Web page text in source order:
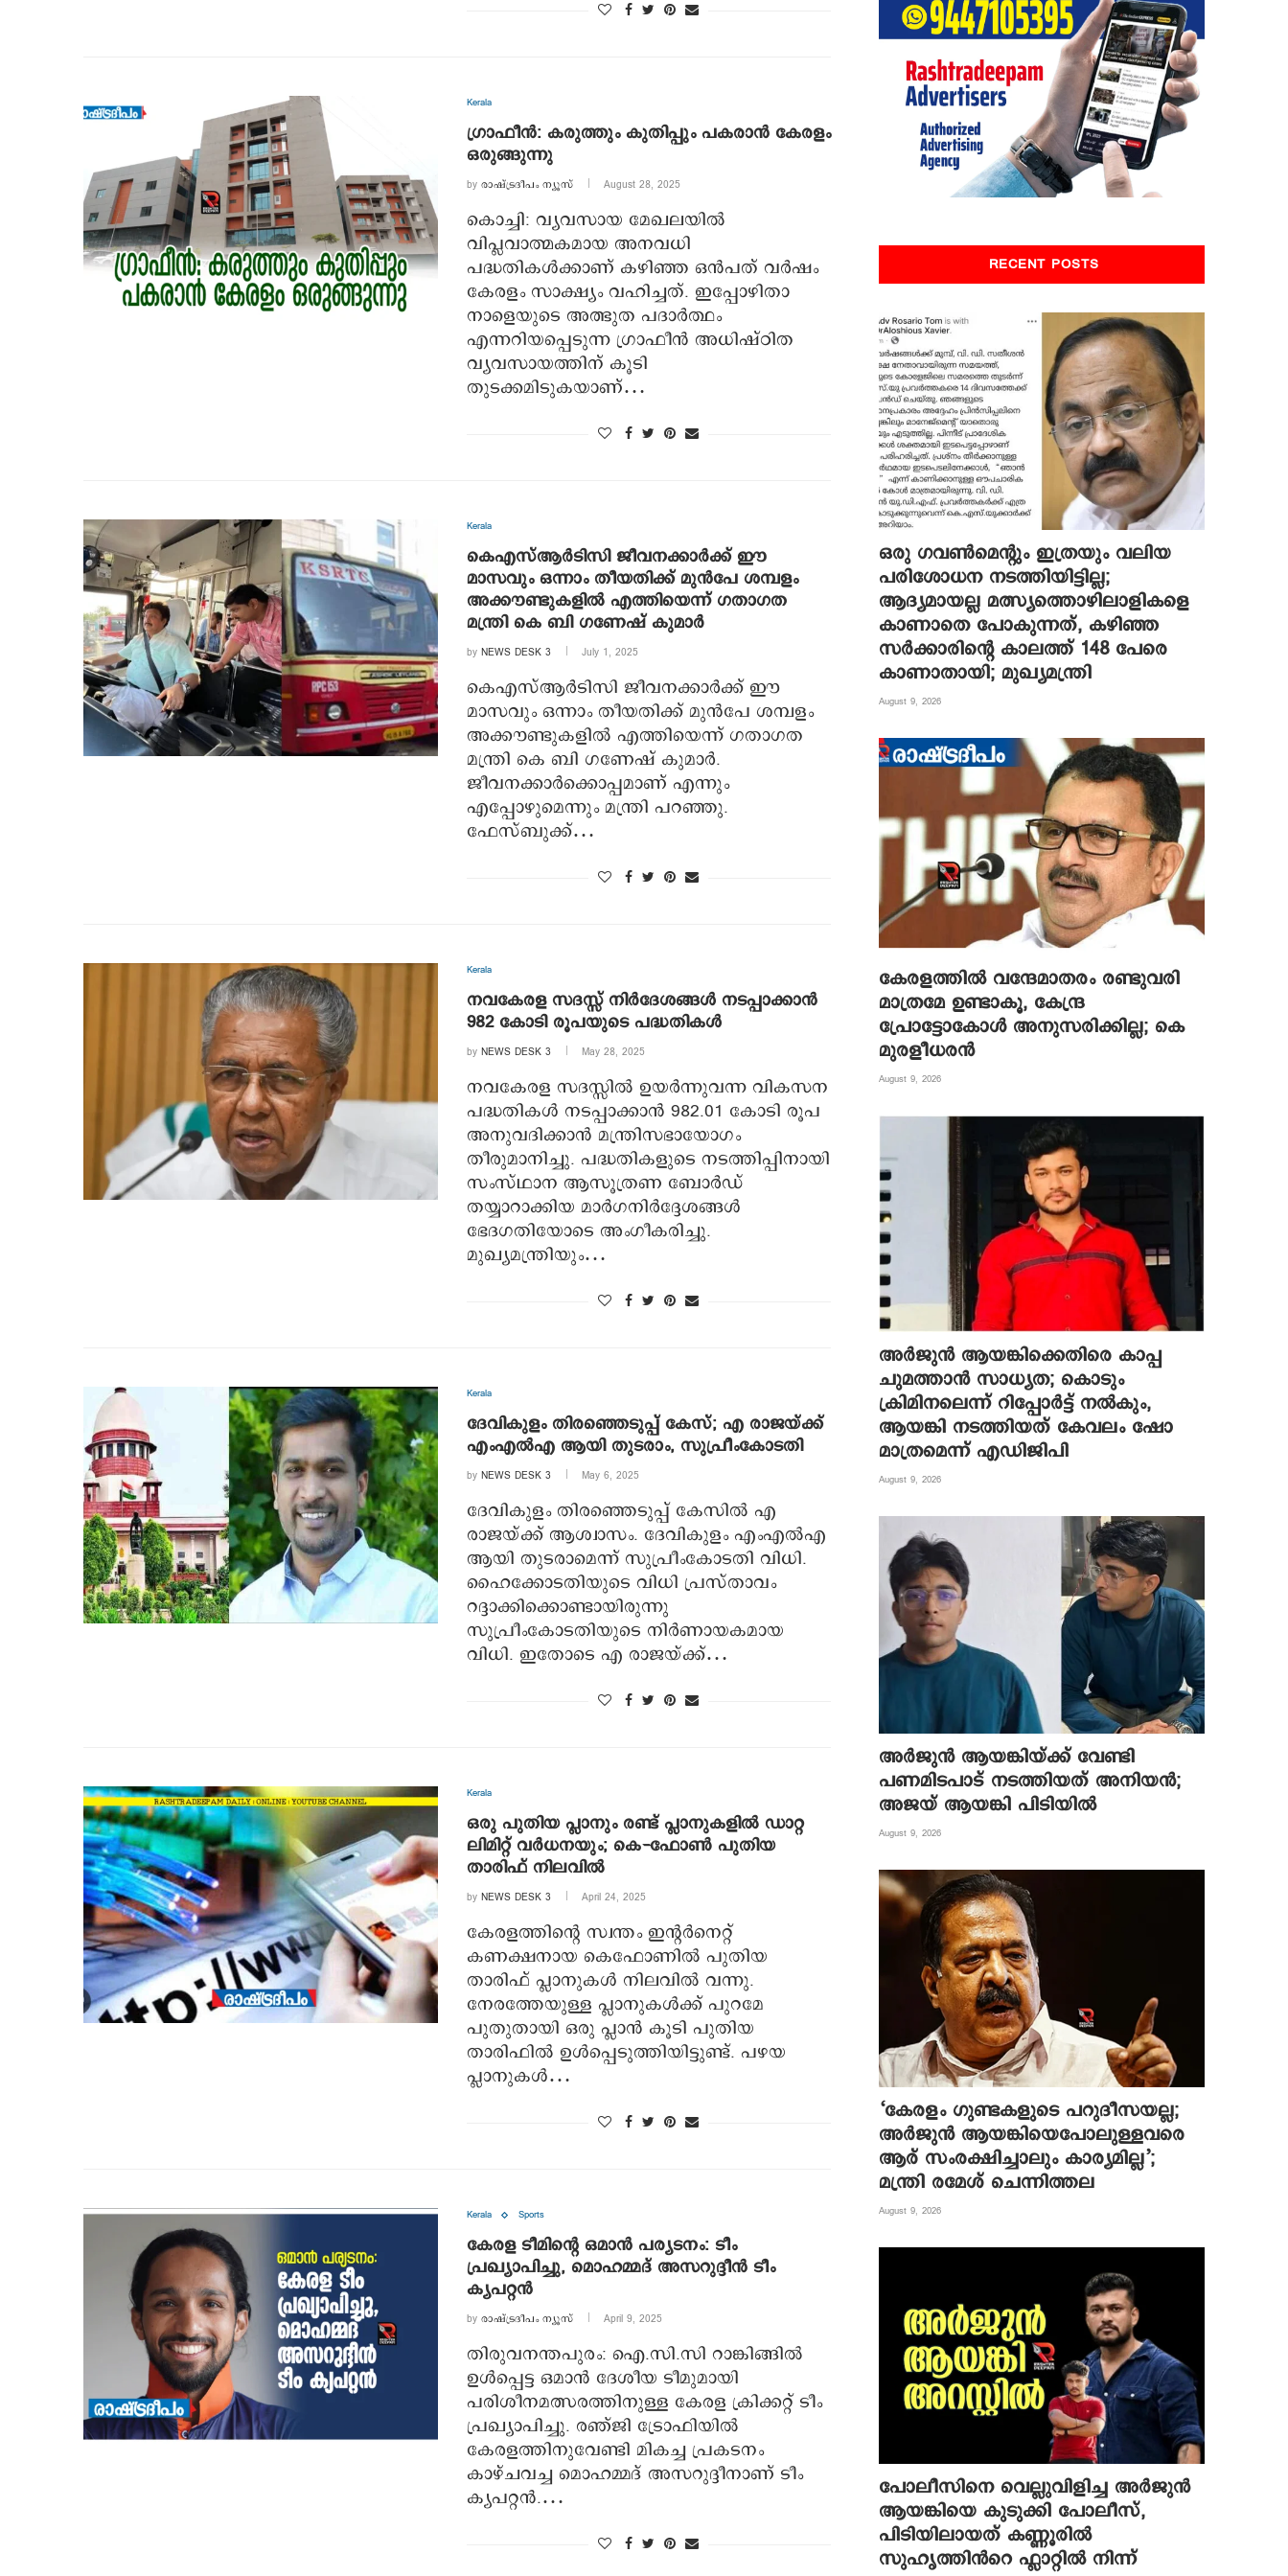
Kerala
ഗ്രാഫീന്‍: കരുത്തും കുതിപ്പും പകരാന്‍ കേരളം
ഒരുങ്ങുന്നു
by രാഷ്ട്രദീപം ന്യൂസ്‌ August 28, 2025
കൊച്ചി: വ്യവസായ മേഖലയില്‍
വിപ്ലവാത്മകമായ അനവധി
പദ്ധതികള്‍ക്കാണ് കഴിഞ്ഞ ഒന്‍പത് വര്‍ഷം
കേരളം സാക്ഷ്യം വഹിച്ചത്. ഇപ്പോഴിതാ
നാളെയുടെ അത്ഭുത പദാര്‍ത്ഥം
എന്നറിയപ്പെടുന്ന ഗ്രാഫീന്‍ അധിഷ്ഠിത
വ്യവസായത്തിന് കൂടി
തുടക്കമിടുകയാണ്…
Kerala
കെഎസ്ആര്‍ടിസി ജീവനക്കാര്‍ക്ക് ഈ
മാസവും ഒന്നാം തീയതിക്ക് മുന്‍പേ ശമ്പളം
അക്കൗണ്ടുകളില്‍ എത്തിയെന്ന് ഗതാഗത
മന്ത്രി കെ ബി ഗണേഷ് കുമാര്‍
by NEWS DESK 3 July 1, 2025
കെഎസ്ആര്‍ടിസി ജീവനക്കാര്‍ക്ക് ഈ
മാസവും ഒന്നാം തീയതിക്ക് മുന്‍പേ ശമ്പളം
അക്കൗണ്ടുകളില്‍ എത്തിയെന്ന് ഗതാഗത
മന്ത്രി കെ ബി ഗണേഷ് കുമാര്‍.
ജീവനക്കാര്‍ക്കൊപ്പമാണ് എന്നും
എപ്പോഴുമെന്നും മന്ത്രി പറഞ്ഞു.
ഫേസ്ബുക്ക്…
Kerala
നവകേരള സദസ്സ് നിര്‍‍ദേശങ്ങള്‍ നടപ്പാക്കാന്‍
982 കോടി രൂപയുടെ പദ്ധതികള്‍
by NEWS DESK 3 May 28, 2025
നവകേരള സദസ്സിൽ ഉയർന്നുവന്ന വികസന
പദ്ധതികൾ നടപ്പാക്കാൻ 982.01 കോടി രൂപ
അനുവദിക്കാന്‍ മന്ത്രിസഭായോഗം
തീരുമാനിച്ചു. പദ്ധതികളുടെ നടത്തിപ്പിനായി
സംസ്ഥാന ആസൂത്രണ ബോർഡ്
തയ്യാറാക്കിയ മാർഗനിർദ്ദേശങ്ങൾ
ഭേദഗതിയോടെ അംഗീകരിച്ചു.
മുഖ്യമന്ത്രിയും…
Kerala
ദേവികുളം തിരഞ്ഞെടുപ്പ് കേസ്; എ രാജയ്ക്ക്
എംഎൽഎ ആയി തുടരാം, സുപ്രീംകോടതി
by NEWS DESK 3 May 6, 2025
ദേവികുളം തിരഞ്ഞെടുപ്പ് കേസിൽ എ
രാജയ്ക്ക് ആശ്വാസം. ദേവികുളം എംഎൽഎ
ആയി തുടരാമെന്ന് സുപ്രീംകോടതി വിധി.
ഹൈക്കോടതിയുടെ വിധി പ്രസ്താവം
റദ്ദാക്കിക്കൊണ്ടായിരുന്നു
സുപ്രീംകോടതിയുടെ നിർണായകമായ
വിധി. ഇതോടെ എ രാജയ്ക്ക്…
Kerala
ഒരു പുതിയ പ്ലാനും രണ്ട് പ്ലാനുകളില്‍ ഡാറ്റ
ലിമിറ്റ് വര്‍ധനയും; കെ-ഫോണ്‍ പുതിയ
താരിഫ് നിലവില്‍
by NEWS DESK 3 April 24, 2025
കേരളത്തിന്റെ സ്വന്തം ഇന്റര്‍നെറ്റ്
കണക്ഷനായ കെഫോണില്‍ പുതിയ
താരിഫ് പ്ലാനുകള്‍ നിലവില്‍ വന്നു.
നേരത്തേയുള്ള പ്ലാനുകള്‍ക്ക് പുറമേ
പുതുതായി ഒരു പ്ലാന്‍ കൂടി പുതിയ
താരിഫില്‍ ഉള്‍പ്പെടുത്തിയിട്ടുണ്ട്. പഴയ
പ്ലാനുകള്‍…
Kerala Sports
കേരള ടീമിന്റെ ഒമാന്‍ പര്യടനം: ടീം
പ്രഖ്യാപിച്ചു, മൊഹമ്മദ് അസറുദ്ദീന്‍ ടീം
ക്യപറ്റന്‍
by രാഷ്ട്രദീപം ന്യൂസ്‌ April 9, 2025
തിരുവനന്തപുരം: ഐ.സി.സി റാങ്കിങ്ങില്‍
ഉള്‍പ്പെട്ട ഒമാന്‍ ദേശീയ ടീമുമായി
പരിശീനമത്സരത്തിനുള്ള കേരള ക്രിക്കറ്റ് ടീം
പ്രഖ്യാപിച്ചു. രഞ്ജി ട്രോഫിയില്‍
കേരളത്തിനുവേണ്ടി മികച്ച പ്രകടനം
കാഴ്ചവച്ച മൊഹമ്മദ് അസറുദ്ദീനാണ് ടീം
ക്യപറ്റന്‍.…
RECENT POSTS
ഒരു ഗവൺമെന്റും ഇത്രയും വലിയ
പരിശോധന നടത്തിയിട്ടില്ല;
ആദ്യമായല്ല മത്സ്യത്തൊഴിലാളികളെ
കാണാതെ പോകുന്നത്, കഴിഞ്ഞ
സർക്കാരിന്റെ കാലത്ത് 148 പേരെ
കാണാതായി; മുഖ്യമന്ത്രി
August 9, 2026
കേരളത്തിൽ വന്ദേമാതരം രണ്ടുവരി
മാത്രമേ ഉണ്ടാകൂ, കേന്ദ്ര
പ്രോട്ടോകോൾ അനുസരിക്കില്ല; കെ
മുരളീധരൻ
August 9, 2026
അർജുൻ ആയങ്കിക്കെതിരെ കാപ്പ
ചുമത്താൻ സാധ്യത; കൊടും
ക്രിമിനലെന്ന് റിപ്പോർട്ട് നൽകും,
ആയങ്കി നടത്തിയത് കേവലം ഷോ
മാത്രമെന്ന് എഡിജിപി
August 9, 2026
അർജുൻ ആയങ്കിയ്ക്ക് വേണ്ടി
പണമിടപാട് നടത്തിയത് അനിയൻ;
അജയ് ആയങ്കി പിടിയിൽ
August 9, 2026
‘കേരളം ഗുണ്ടകളുടെ പറുദീസയല്ല;
അർജുൻ ആയങ്കിയെപോലുള്ളവരെ
ആര് സംരക്ഷിച്ചാലും കാര്യമില്ല’;
മന്ത്രി രമേശ് ചെന്നിത്തല
August 9, 2026
പോലീസിനെ വെല്ലുവിളിച്ച അർജുൻ
ആയങ്കിയെ കുടുക്കി പോലീസ്,
പിടിയിലായത് കണ്ണൂരിൽ
സുഹൃത്തിൻറെ ഫ്ലാറ്റിൽ നിന്ന്